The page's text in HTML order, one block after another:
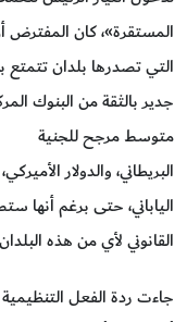
المستقرة»، كان المفترض
التي تصدرها بلدان
جدير بالثقة من البنوك
متوسط مرجح للجنية
البريطاني، والدولار
الياباني، حتى برغم
القانوني لأي من هذه
جاءت ردة الفعل